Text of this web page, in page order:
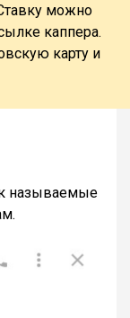
можно
каппера.
карту и
называемые